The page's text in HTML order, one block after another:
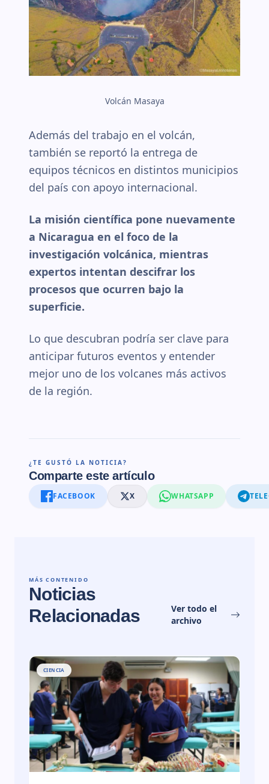
Volcán Masaya
Además del trabajo en el volcán,
también se reportó la entrega de
equipos técnicos en distintos municipios
del país con apoyo internacional.
La misión científica pone nuevamente
a Nicaragua en el foco de la
investigación volcánica, mientras
expertos intentan descifrar los
procesos que ocurren bajo la
superficie.
Lo que descubran podría ser clave para
anticipar futuros eventos y entender
mejor uno de los volcanes más activos
de la región.
¿TE GUSTÓ LA NOTICIA?
Comparte este artículo
FACEBOOK X WHATSAPP
MÁS CONTENIDO
Noticias
Relacionadas
Ver todo el
archivo
CIENCIA